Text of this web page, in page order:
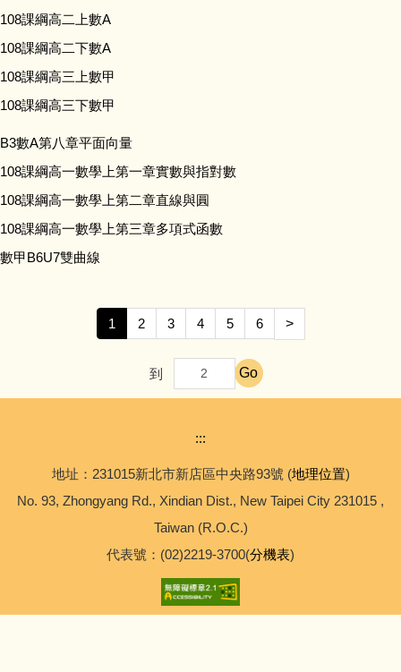
108課綱高二上數A
108課綱高二下數A
108課綱高三上數甲
108課綱高三下數甲
B3數A第八章平面向量
108課綱高一數學上第一章實數與指對數
108課綱高一數學上第二章直線與圓
108課綱高一數學上第三章多項式函數
數甲B6U7雙曲線
1 2 3 4 5 6 >
到 Go
:::
地址：231015新北市新店區中央路93號 (地理位置)
No. 93, Zhongyang Rd., Xindian Dist., New Taipei City 231015 ,
Taiwan (R.O.C.)
代表號：(02)2219-3700(分機表)